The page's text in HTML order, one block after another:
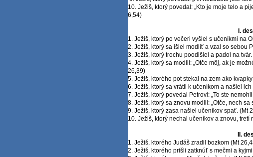
10. Ježiš, ktorý povedal: „Kto je moje telo a
6,54)
I.
1. Ježiš, ktorý po večeri vyšiel s učeníkmi na
2. Ježiš, ktorý sa išiel modliť a vzal so sebou
3. Ježiš, ktorý trochu poodišiel a padol na
4. Ježiš, ktorý sa modlil: „Otče môj, ak je
26,39)
5. Ježiš, ktorého pot stekal na zem ako
6. Ježiš, ktorý sa vrátil k učeníkom a našiel
7. Ježiš, ktorý povedal Petrovi: „To ste
8. Ježiš, ktorý sa znovu modlil: „Otče, nech
9. Ježiš, ktorý zasa našiel učeníkov spať. (Mt
10. Ježiš, ktorý nechal učeníkov a znovu,
II.
1. Ježiš, ktorého Judáš zradil bozkom (Mt
2. Ježiš, ktorého prišli zatknúť s mečmi a